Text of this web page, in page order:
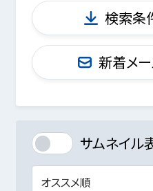
検索条
新着メ
サムネイル